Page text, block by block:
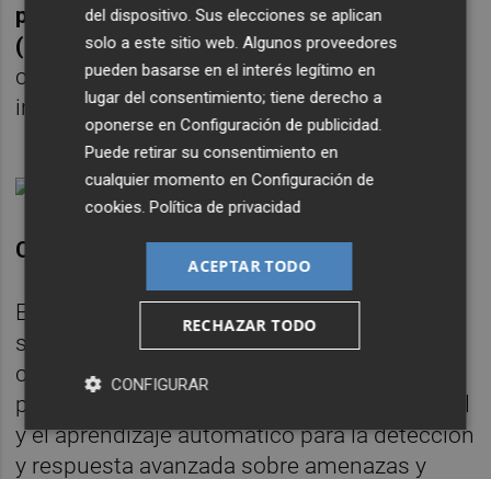
plataforma de identidad como servicio
(IDaaS). Más de 14.000 marcas globales
confían en ella para asegurar sus
interacciones digitales.
CROWDSTRIKE HOLDINGS INC
Esta empresa estadounidense proporciona
soluciones para protegerse contra
ciberataques en entornos de la nube. Una
prevención que utiliza la inteligencia artificial
y el aprendizaje automático para la detección
y respuesta avanzada sobre amenazas y
del dispositivo. Sus elecciones se aplican
solo a este sitio web. Algunos proveedores
pueden basarse en el interés legítimo en
lugar del consentimiento; tiene derecho a
oponerse enConfiguración de publicidad
Puede retirar su consentimiento en
cualquier momento enConfiguración de
cookies .Política de privacidad
ACEPTAR TODO
RECHAZAR TODO
CONFIGURAR